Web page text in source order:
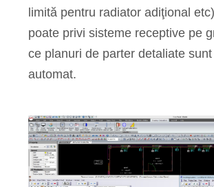
limită pentru radiator adiţional
poate privi sisteme receptive pe
ce planuri de parter detaliate
automat.